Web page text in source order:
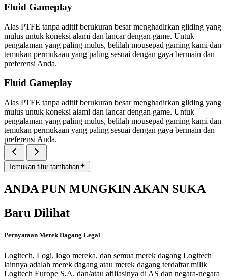
Fluid Gameplay
Alas PTFE tanpa aditif berukuran besar menghadirkan gliding yang
mulus untuk koneksi alami dan lancar dengan game. Untuk
pengalaman yang paling mulus, belilah mousepad gaming kami dan
temukan permukaan yang paling sesuai dengan gaya bermain dan
preferensi Anda.
Fluid Gameplay
Alas PTFE tanpa aditif berukuran besar menghadirkan gliding yang
mulus untuk koneksi alami dan lancar dengan game. Untuk
pengalaman yang paling mulus, belilah mousepad gaming kami dan
temukan permukaan yang paling sesuai dengan gaya bermain dan
preferensi Anda.
Temukan fitur tambahan
ANDA PUN MUNGKIN AKAN SUKA
Baru Dilihat
Pernyataan Merek Dagang Legal
Logitech, Logi, logo mereka, dan semua merek dagang Logitech
lainnya adalah merek dagang atau merek dagang terdaftar milik
Logitech Europe S.A. dan/atau afiliasinya di AS dan negara-negara